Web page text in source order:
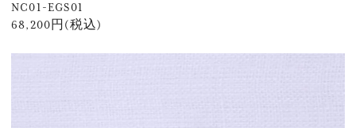
NC01-EGS01
68,200円(税込)